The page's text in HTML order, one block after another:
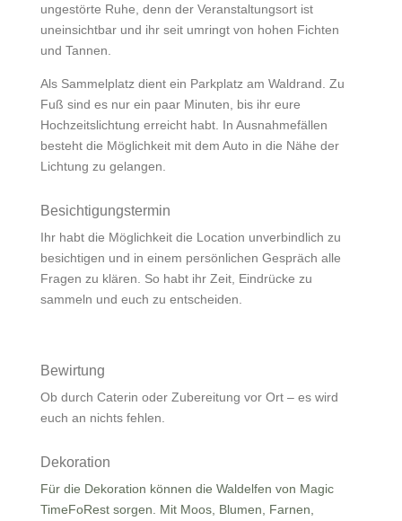
ungestörte Ruhe, denn der Veranstaltungsort ist
uneinsichtbar und ihr seit umringt von hohen Fichten
und Tannen.
Als Sammelplatz dient ein Parkplatz am Waldrand. Zu
Fuß sind es nur ein paar Minuten, bis ihr eure
Hochzeitslichtung erreicht habt. In Ausnahmefällen
besteht die Möglichkeit mit dem Auto in die Nähe der
Lichtung zu gelangen.
Besichtigungstermin
Ihr habt die Möglichkeit die Location unverbindlich zu
besichtigen und in einem persönlichen Gespräch alle
Fragen zu klären. So habt ihr Zeit, Eindrücke zu
sammeln und euch zu entscheiden.
Bewirtung
Ob durch Caterin oder Zubereitung vor Ort – es wird
euch an nichts fehlen.
Dekoration
Für die Dekoration können die Waldelfen von Magic
TimeFoRest sorgen. Mit Moos, Blumen, Farnen,